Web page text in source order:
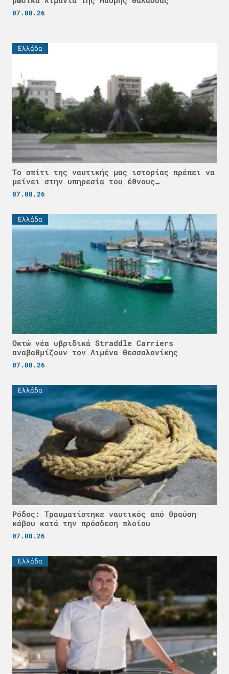
07.08.26
Ελλάδα
Το σπίτι της ναυτικής μας ιστορίας πρέπει να
μείνει στην υπηρεσία του έθνους…
07.08.26
Ελλάδα
Οκτώ νέα υβριδικά Straddle Carriers
αναβαθμίζουν τον Λιμένα Θεσσαλονίκης
07.08.26
Ελλάδα
Ρόδος: Τραυματίστηκε ναυτικός από θραύση
κάβου κατά την πρόσδεση πλοίου
07.08.26
Ελλάδα